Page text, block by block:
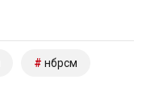
нбрсм